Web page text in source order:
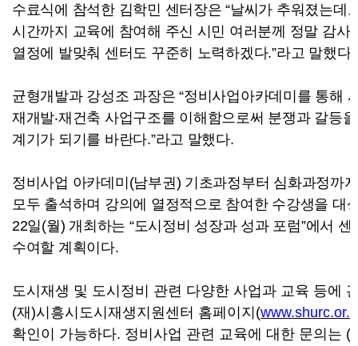
수료식에 참석한 김학민 센터장은“날씨가 추워졌는데
시간까지 교육에 참여해 주신 시민 여러분께 정말 감사
열정에 발맞춰 센터도 꾸준히 노력하겠다.”라고 말했다
균형개발과 강성조 과장은“정비사업아카데미를 통해
재개발‧재건축 사업구조를 이해함으로써 분쟁과 갈등
계기가 되기를 바란다.”라고 말했다.
정비사업 아카데미 (남부권) 기초과정부터 심화과정까
모두 출석하며 강의에 열정적으로 참여한 수강생을 대
22일(월)개최하는 “도시정비 성장과 성과 포럼”에서 센
수여할 계획이다.
도시재생 및 도시정비 관련 다양한 사업과 교육 등에
(재)시흥시도시재생지원센터 홈페이지 (
확인이 가능하다. 정비사업 관련 교육에 대한 문의는 (